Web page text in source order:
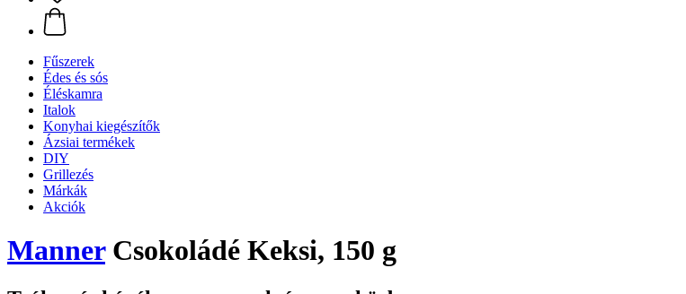
Fűszerek
Édes és sós
Éléskamra
Italok
Konyhai kiegészítők
Ázsiai termékek
DIY
Grillezés
Márkák
Akciók
MannerCsokoládé Keksi, 150 g